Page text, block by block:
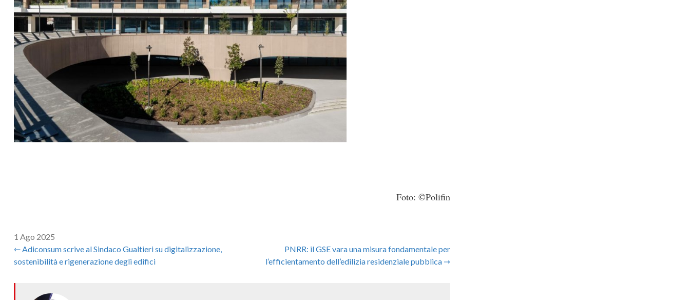
Foto: ©Polifin
1 Ago 2025
⇽ Adiconsum scrive al Sindaco Gualtieri su digitalizzazione,
sostenibilità e rigenerazione degli edifici
PNRR: il GSE vara una misura fondamentale per
l’efficientamento dell’edilizia residenziale pubblica ⇾